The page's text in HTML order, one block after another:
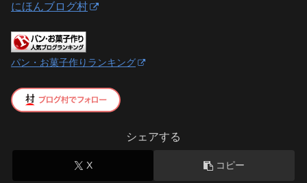
にほんブログ村
パン・お菓子作りランキング
シェアする
X コピー